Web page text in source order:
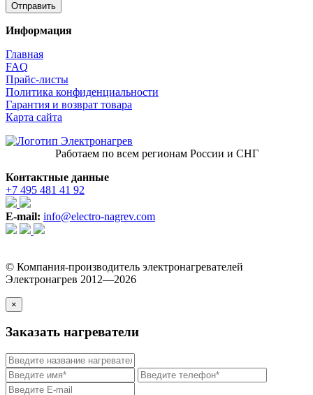
Информация
Главная
FAQ
Прайс-листы
Политика конфиденциальности
Гарантия и возврат товара
Карта сайта
Работаем по всем регионам России и СНГ
Контактные данные
+7 495 481 41 92
E-mail: info@electro-nagrev.com
© Компания-производитель электронагревателей
Электронагрев 2012—2026
×
Заказать нагреватели